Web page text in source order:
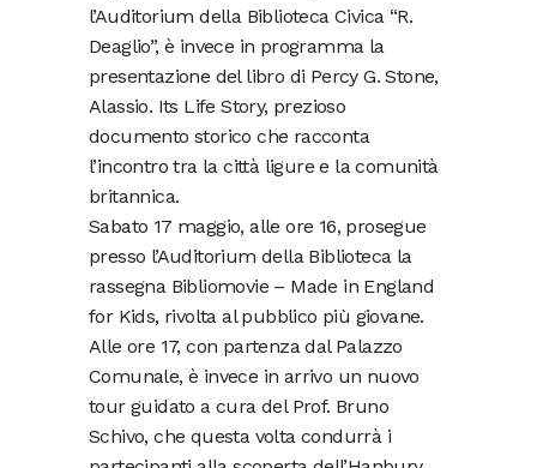
l’Auditorium della Biblioteca Civica “R.
Deaglio”, è invece in programma la
presentazione del libro di Percy G. Stone,
Alassio. Its Life Story, prezioso
documento storico che racconta
l’incontro tra la città ligure e la comunità
britannica.
Sabato 17 maggio, alle ore 16, prosegue
presso l’Auditorium della Biblioteca la
rassegna Bibliomovie – Made in England
for Kids, rivolta al pubblico più giovane.
Alle ore 17, con partenza dal Palazzo
Comunale, è invece in arrivo un nuovo
tour guidato a cura del Prof. Bruno
Schivo, che questa volta condurrà i